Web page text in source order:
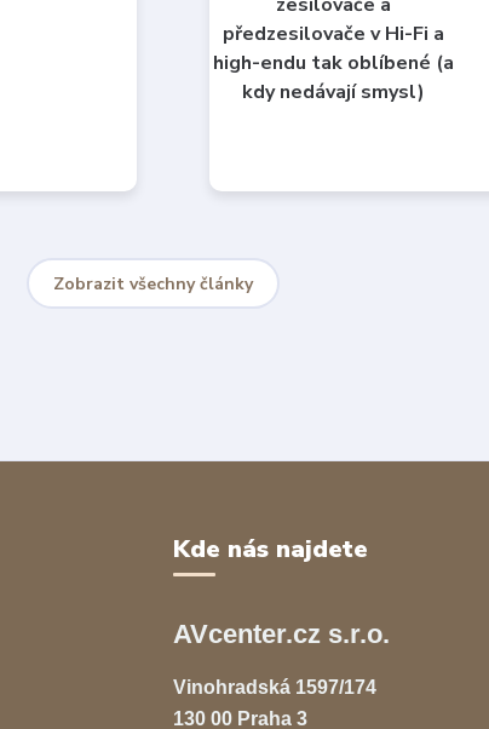
Zobrazit všechny články
Kde nás najdete
AVcenter.cz s.r.o.
Vinohradská 1597/174
130 00 Praha 3